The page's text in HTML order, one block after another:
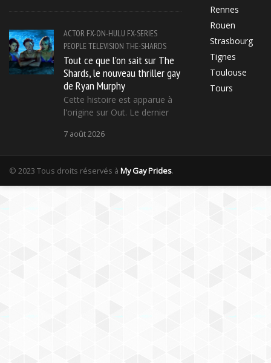
ACTOR FX-ON-HULU FX-SERIES
PEOPLETELEVISION THE-SHARDS
Tout ce que l'on sait sur The
Shards, le nouveau thriller gay
de Ryan Murphy
Cette histoire est apparue à
l'origine sur Out. Le dernier
7 août 2026
Rennes
Rouen
Strasbourg
Tignes
Toulouse
Tours
© 2023 Tous droits réservés à My Gay Prides.